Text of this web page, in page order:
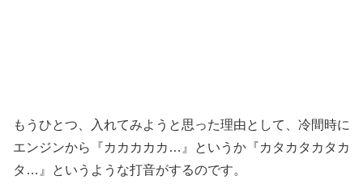
もうひとつ、入れてみようと思った理由として、冷間時に
エンジンから『カカカカカ…』というか『カタカタカタカ
タ…』というような打音がするのです。